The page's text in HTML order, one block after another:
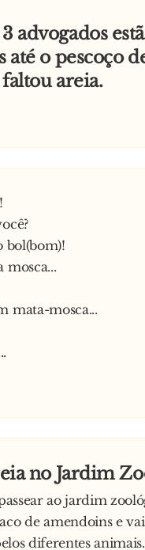
advogados
até o pescoço
areia.
bol(bom)!
mosca...
mata-mosca...
no Jardim
ao jardim
de amendoins e vai
diferentes animais.